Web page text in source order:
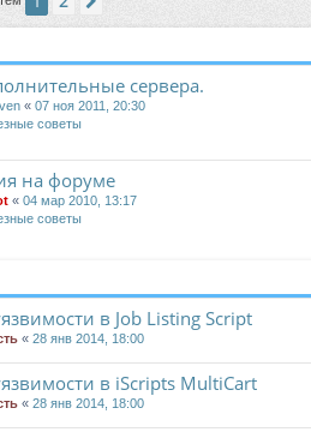
сервера.
« 07 ноя 2011, 20:30
советы
на форуме
« 04 мар 2010, 13:17
советы
в Job Listing Script
« 28 янв 2014, 18:00
в iScripts MultiCart
« 28 янв 2014, 18:00